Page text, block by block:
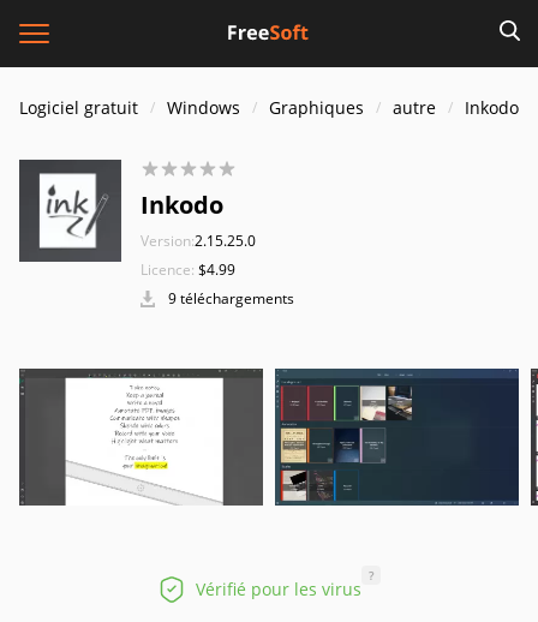
Logiciel gratuit Windows Graphiques autre Inkodo
Inkodo
Version:2.15.25.0
Licence: $4.99
9 téléchargements
Vérifié pour les virus
?